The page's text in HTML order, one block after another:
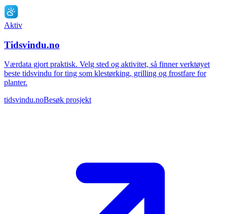
Aktiv
Tidsvindu.no
Værdata gjort praktisk. Velg sted og aktivitet, så finner verktøyet
beste tidsvindu for ting som klestørking, grilling og frostfare for
planter.
tidsvindu.noBesøk prosjekt